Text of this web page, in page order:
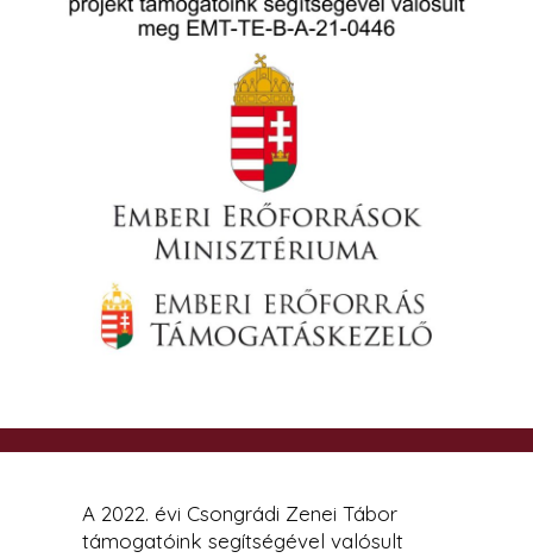
A 2022. évi Csongrádi Zenei Tábor
támogatóink segítségével valósult